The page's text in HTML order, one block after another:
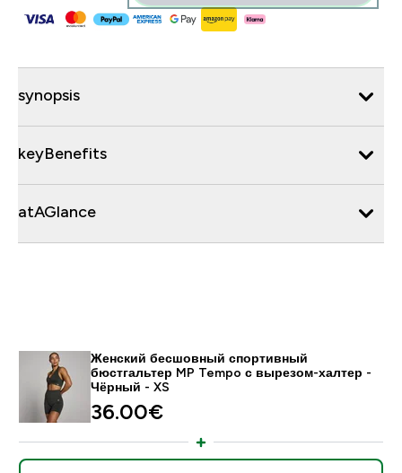
synopsis
keyBenefits
atAGlance
Женский бесшовный спортивный
бюстгальтер MP Tempo с вырезом-халтер -
Чёрный - XS
36.00€‎